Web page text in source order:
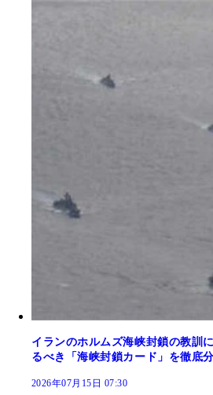
イランのホルムズ海峡封鎖の教訓
るべき「海峡封鎖カード」を徹底
2026年07月15日 07:30